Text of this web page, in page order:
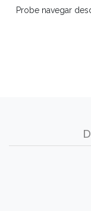
Probe navegar